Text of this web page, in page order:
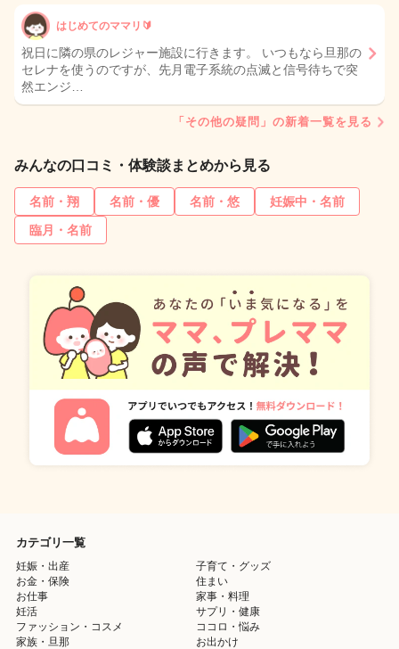
はじめてのママリ🔰
祝日に隣の県のレジャー施設に行きます。 いつもなら旦那の
セレナを使うのですが、先月電子系統の点滅と信号待ちで突
然エンジ…
「その他の疑問」の新着一覧を見る
みんなの口コミ・体験談まとめから見る
名前・翔 名前・優 名前・悠
妊娠中・名前
臨月・名前
カテゴリ一覧
妊娠・出産
子育て・グッズ
お金・保険
住まい
お仕事
家事・料理
妊活
サプリ・健康
ファッション・コスメ
ココロ・悩み
家族・旦那
お出かけ